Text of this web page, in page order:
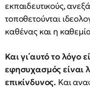
εκπαιδευτικούς,
τοποθετούνται
καθένας και η
Και γι΄αυτό το λόγο
εφησυχασμός είναι
επικίνδυνος. Και